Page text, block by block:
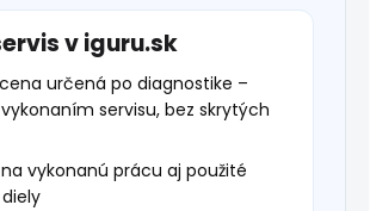
v iguru.sk
určená po diagnostike –
servisu, bez skrytých
vykonanú prácu aj použité